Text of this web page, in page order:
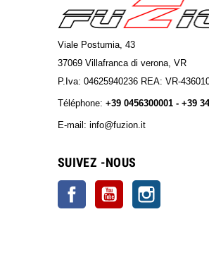
Viale Postumia, 43
37069 Villafranca di verona, VR
P.Iva: 04625940236 REA: VR-
Téléphone: +39 0456300001 - +39
E-mail: info@fuzion.it
SUIVEZ -NOUS
Facebook YouTube